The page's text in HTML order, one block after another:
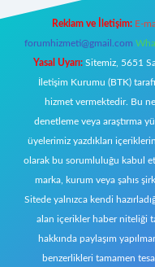
Reklam ve İletişim: E-
forumhizmeti@gmail.com
Yasal Uyarı: Sitemiz, 5651
İletişim Kurumu (BTK)
hizmet vermektedir. Bu
denetleme veya araştırma
üyelerimiz yazdıkları
olarak bu sorumluluğu kabul
marka, kurum veya şahıs
Sitede yalnızca kendi
alan içerikler haber niteliği
hakkında paylaşım
benzerlikleri tamamen